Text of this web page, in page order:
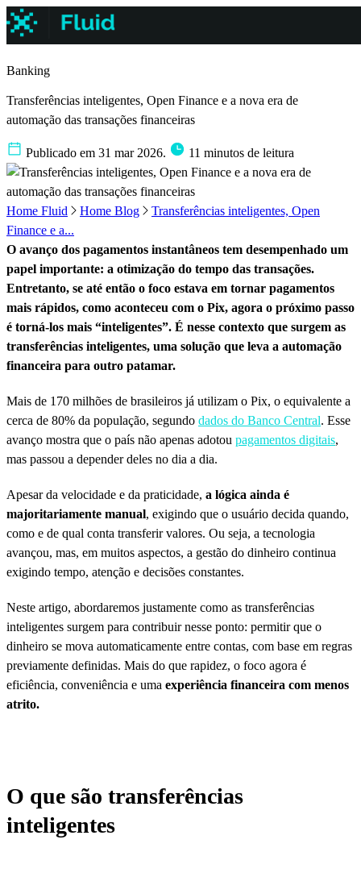
Banking
Transferências inteligentes, Open Finance e a nova era de
automação das transações financeiras
Publicado em 31 mar 2026. 11 minutos de leitura
Home Fluid Home Blog
Transferências inteligentes, Open
Finance e a...
O avanço dos pagamentos instantâneos tem desempenhado um
papel importante: a otimização do tempo das transações.
Entretanto, se até então o foco estava em tornar pagamentos
mais rápidos, como aconteceu com o Pix, agora o próximo passo
é torná-los mais “inteligentes”. É nesse contexto que surgem as
transferências inteligentes, uma solução que leva a automação
financeira para outro patamar.
Mais de 170 milhões de brasileiros já utilizam o Pix, o equivalente a
cerca de 80% da população, segundo dados do Banco Central. Esse
avanço mostra que o país não apenas adotou pagamentos digitais,
mas passou a depender deles no dia a dia.
Apesar da velocidade e da praticidade, a lógica ainda é
majoritariamente manual, exigindo que o usuário decida quando,
como e de qual conta transferir valores. Ou seja, a tecnologia
avançou, mas, em muitos aspectos, a gestão do dinheiro continua
exigindo tempo, atenção e decisões constantes.
Neste artigo, abordaremos justamente como as transferências
inteligentes surgem para contribuir nesse ponto: permitir que o
dinheiro se mova automaticamente entre contas, com base em regras
previamente definidas. Mais do que rapidez, o foco agora é
eficiência, conveniência e uma experiência financeira com menos
atrito.
O que são transferências
inteligentes